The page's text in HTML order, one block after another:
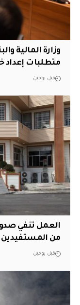
وزارة المالية
متطلبات إعداد
قبل يومين
العمل تنفي
من المستفيدين
قبل يومين